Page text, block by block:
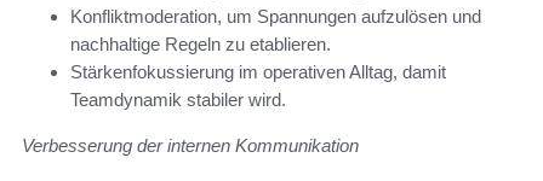
Konfliktmoderation, um Spannungen aufzulösen und
nachhaltige Regeln zu etablieren.
Stärkenfokussierung im operativen Alltag, damit
Teamdynamik stabiler wird.
Verbesserung der internen Kommunikation